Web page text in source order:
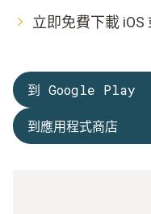
立即免費下載 iOS
到 Google Play
到應用程式商店